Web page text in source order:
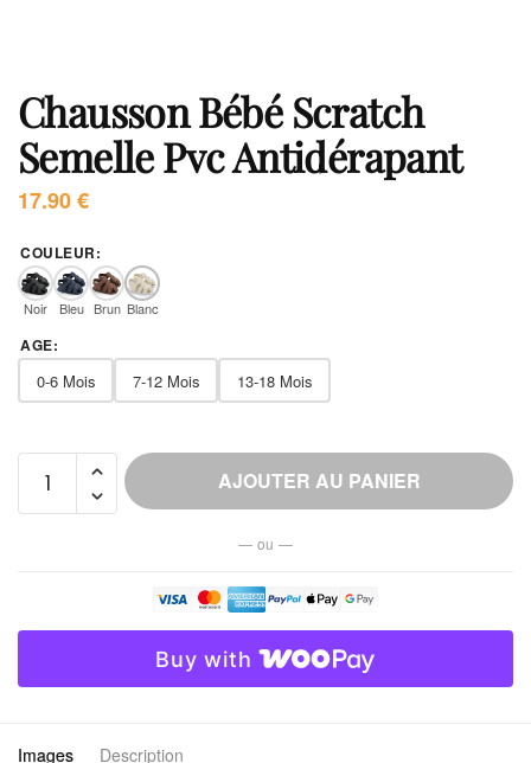
Chausson Bébé Scratch
Semelle Pvc Antidérapant
17.90€
COULEUR:
Noir Bleu Brun Blanc
AGE:
0-6 Mois 7-12 Mois 13-18 Mois
Chausson
Pvc
AJOUTER AU PANIER
— ou —
Buy with
Images Description